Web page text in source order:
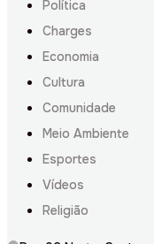
Política
Charges
Economia
Cultura
Comunidade
Meio Ambiente
Esportes
Vídeos
Religião